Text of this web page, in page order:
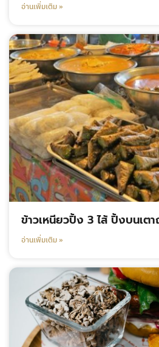
อ่านเพิ่มเติม »
ข้าวเหนียวปิ้ง 3 ไส้ ปิ้งบนเต
อ่านเพิ่มเติม »